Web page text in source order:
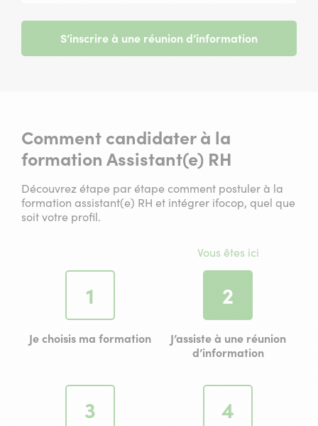
S’inscrire à une réunion d’information
Comment candidater à la
formation Assistant(e) RH
Découvrez étape par étape comment postuler à la
formation assistant(e) RH et intégrer ifocop, quel que
soit votre profil.
Étape
1
Je choisis ma formation
Vous êtes ici
Étape
2
J’assiste à une réunion
d’information
Étape
3 Étape
4